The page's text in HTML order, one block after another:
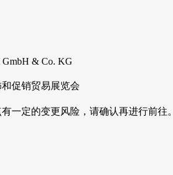
GmbH & Co. KG
促销贸易展览会
一定的变更风险，请确认再进行前往。